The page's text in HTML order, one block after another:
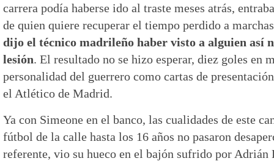
carrera podía haberse ido al traste meses atrás,
de quien quiere recuperar el tiempo perdido a
dijo el técnico madrileño haber visto a alguien así
lesión. El resultado no se hizo esperar, diez goles en
personalidad del guerrero como cartas de
el Atlético de Madrid.
Ya con Simeone en el banco, las cualidades de este
fútbol de la calle hasta los 16 años no pasaron
referente, vio su hueco en el bajón sufrido por